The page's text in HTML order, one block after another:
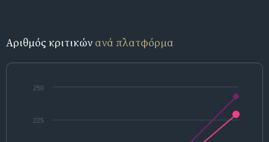
Αριθμός κριτικών ανά πλατφόρμα
225
250